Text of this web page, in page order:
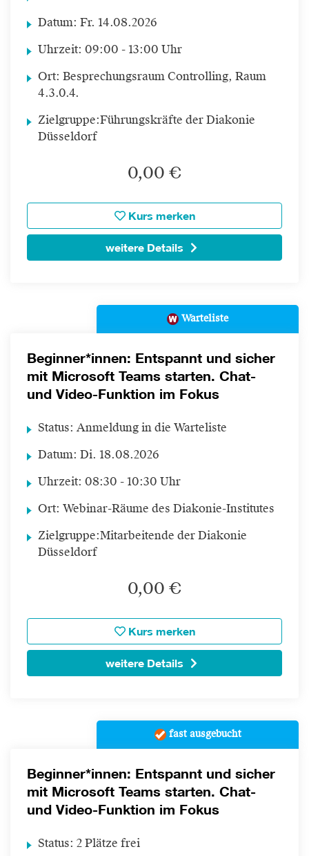
Datum: Fr. 14.08.2026
Uhrzeit: 09:00 - 13:00 Uhr
Ort: Besprechungsraum Controlling, Raum
4.3.0.4.
Zielgruppe:Führungskräfte der Diakonie
Düsseldorf
0,00 €
Kurs merken
weitere Details
Warteliste
Beginner*innen: Entspannt und sicher
mit Microsoft Teams starten. Chat-
und Video-Funktion im Fokus
Status: Anmeldung in die Warteliste
Datum: Di. 18.08.2026
Uhrzeit: 08:30 - 10:30 Uhr
Ort: Webinar-Räume des Diakonie-Institutes
Zielgruppe:Mitarbeitende der Diakonie
Düsseldorf
0,00 €
Kurs merken
weitere Details
fast ausgebucht
Beginner*innen: Entspannt und sicher
mit Microsoft Teams starten. Chat-
und Video-Funktion im Fokus
Status: 2 Plätze frei